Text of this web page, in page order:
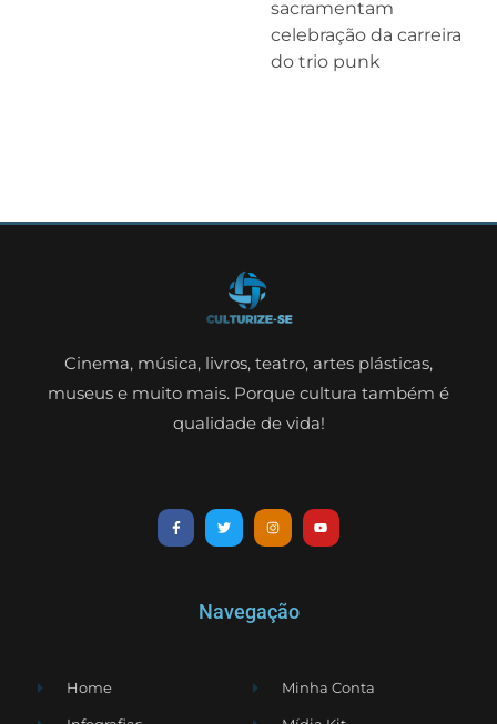
sacramentam
celebração da carreira
do trio punk
Cinema, música, livros, teatro, artes plásticas,
museus e muito mais. Porque cultura também é
qualidade de vida!
Navegação
Home Minha Conta